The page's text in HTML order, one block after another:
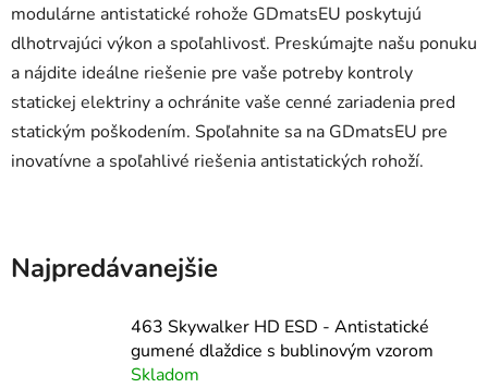
modulárne antistatické rohože GDmatsEU poskytujú
dlhotrvajúci výkon a spoľahlivosť. Preskúmajte našu ponuku
a nájdite ideálne riešenie pre vaše potreby kontroly
statickej elektriny a ochránite vaše cenné zariadenia pred
statickým poškodením. Spoľahnite sa na GDmatsEU pre
inovatívne a spoľahlivé riešenia antistatických rohoží.
Najpredávanejšie
463 Skywalker HD ESD - Antistatické
gumené dlaždice s bublinovým vzorom
Skladom